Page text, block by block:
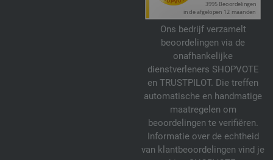
Ons bedrijf verzamelt
beoordelingen via de
onafhankelijke
dienstverleners SHOPVOTE
en TRUSTPILOT. Die treffen
automatische en handmatige
maatregelen om
beoordelingen te verifiëren.
Informatie over de echtheid
van klantbeoordelingen vind je